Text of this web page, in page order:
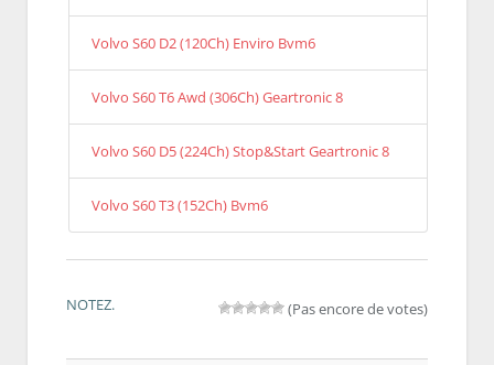
Volvo S60 D2 (120Ch) Enviro Bvm6
Volvo S60 T6 Awd (306Ch) Geartronic 8
Volvo S60 D5 (224Ch) Stop&Start Geartronic 8
Volvo S60 T3 (152Ch) Bvm6
NOTEZ. (Pas encore de votes)